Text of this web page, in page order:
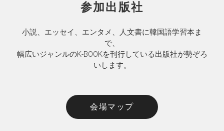
参加出版社
小説、エッセイ、エンタメ、人文書に韓国語学習本ま
で、
幅広いジャンルのK-BOOKを刊行している出版社が勢ぞろ
いします。
会場マップ